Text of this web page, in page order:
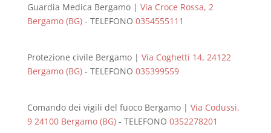
Guardia Medica Bergamo | Via Croce Rossa, 2
Bergamo (BG)- TELEFONO 0354555111
Protezione civile Bergamo | Via Coghetti 14, 24122
Bergamo (BG)- TELEFONO 035399559
Comando dei vigili del fuoco Bergamo | Via Codussi,
9 24100 Bergamo (BG)- TELEFONO 0352278201